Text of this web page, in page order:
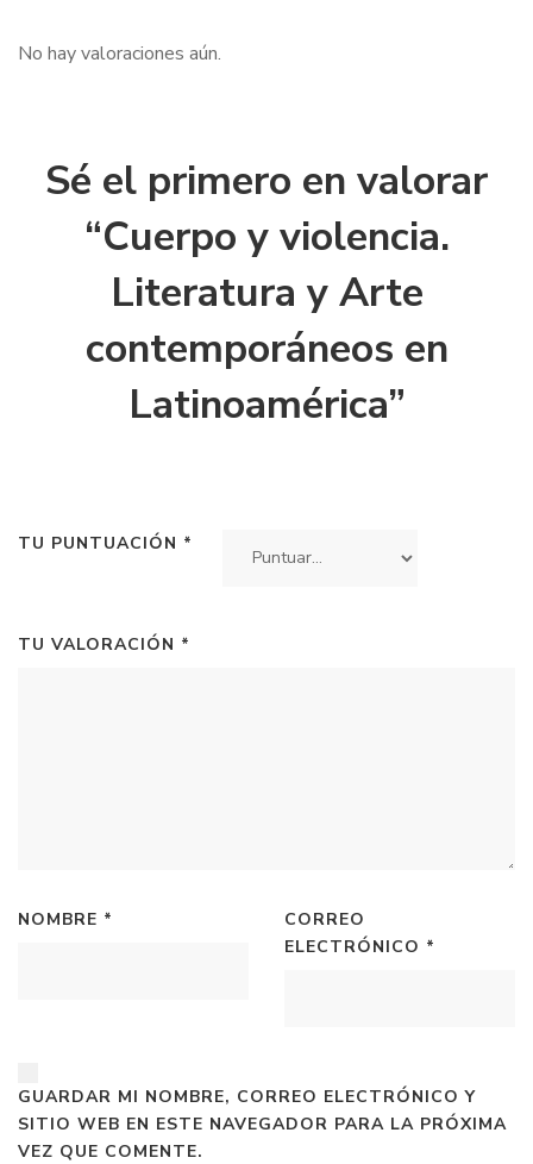
No hay valoraciones aún.
Sé el primero en valorar
“Cuerpo y violencia.
Literatura y Arte
contemporáneos en
Latinoamérica”
TU PUNTUACIÓN *
TU VALORACIÓN *
NOMBRE *
CORREO
ELECTRÓNICO *
GUARDAR MI NOMBRE, CORREO ELECTRÓNICO Y
SITIO WEB EN ESTE NAVEGADOR PARA LA PRÓXIMA
VEZ QUE COMENTE.